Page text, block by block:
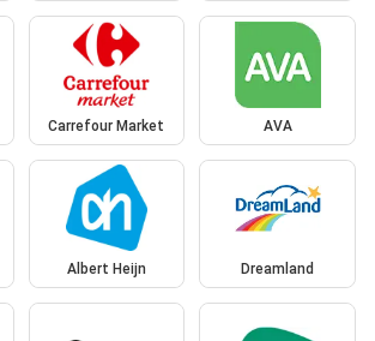
Carrefour Market AVA
Albert Heijn Dreamland